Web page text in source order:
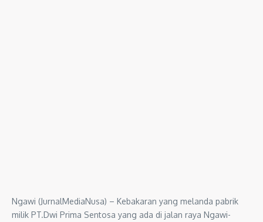
Ngawi (JurnalMediaNusa) – Kebakaran yang melanda pabrik
milik PT.Dwi Prima Sentosa yang ada di jalan raya Ngawi-